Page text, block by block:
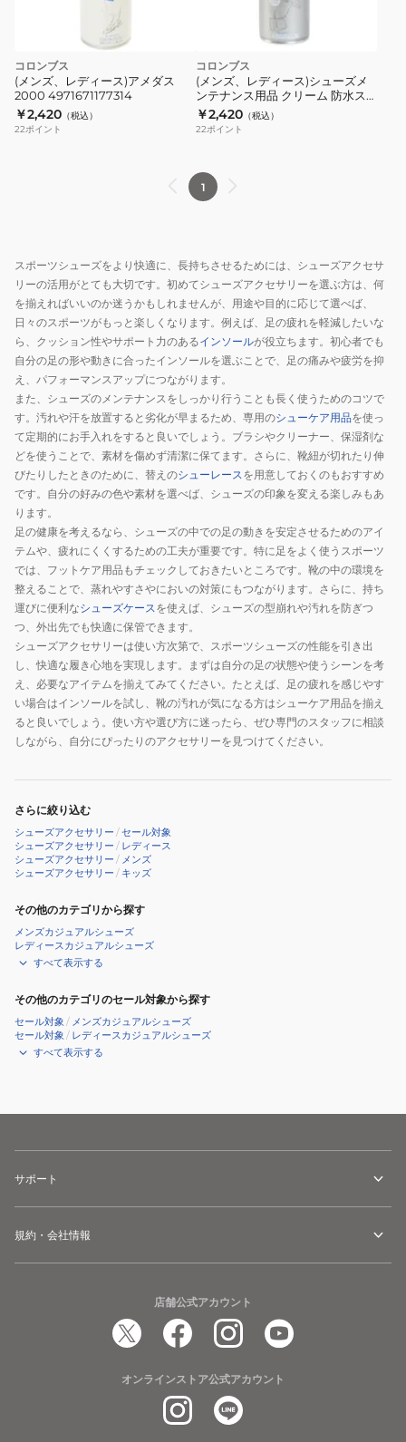
コロンブス
(メンズ、レディース)アメダス
2000 4971671177314
￥2,420 （税込）
22ポイント
コロンブス
(メンズ、レディース)シューズメ
ンテナンス用品 クリーム 防水ス
プレー 抗菌アメダス 380mL
194649
￥2,420 （税込）
22ポイント
1
スポーツシューズをより快適に、長持ちさせるためには、シューズアクセサ
リーの活用がとても大切です。初めてシューズアクセサリーを選ぶ方は、何
を揃えればいいのか迷うかもしれませんが、用途や目的に応じて選べば、
日々のスポーツがもっと楽しくなります。例えば、足の疲れを軽減したいな
ら、クッション性やサポート力のあるインソールが役立ちます。初心者でも
自分の足の形や動きに合ったインソールを選ぶことで、足の痛みや疲労を抑
え、パフォーマンスアップにつながります。
また、シューズのメンテナンスをしっかり行うことも長く使うためのコツで
す。汚れや汗を放置すると劣化が早まるため、専用のシューケア用品を使っ
て定期的にお手入れをすると良いでしょう。ブラシやクリーナー、保湿剤な
どを使うことで、素材を傷めず清潔に保てます。さらに、靴紐が切れたり伸
びたりしたときのために、替えのシューレースを用意しておくのもおすすめ
です。自分の好みの色や素材を選べば、シューズの印象を変える楽しみもあ
ります。
足の健康を考えるなら、シューズの中での足の動きを安定させるためのアイ
テムや、疲れにくくするための工夫が重要です。特に足をよく使うスポーツ
では、フットケア用品もチェックしておきたいところです。靴の中の環境を
整えることで、蒸れやすさやにおいの対策にもつながります。さらに、持ち
運びに便利なシューズケースを使えば、シューズの型崩れや汚れを防ぎつ
つ、外出先でも快適に保管できます。
シューズアクセサリーは使い方次第で、スポーツシューズの性能を引き出
し、快適な履き心地を実現します。まずは自分の足の状態や使うシーンを考
え、必要なアイテムを揃えてみてください。たとえば、足の疲れを感じやす
い場合はインソールを試し、靴の汚れが気になる方はシューケア用品を揃え
ると良いでしょう。使い方や選び方に迷ったら、ぜひ専門のスタッフに相談
しながら、自分にぴったりのアクセサリーを見つけてください。
さらに絞り込む
シューズアクセサリー /セール対象
シューズアクセサリー / レディース
シューズアクセサリー / メンズ
シューズアクセサリー / キッズ
その他のカテゴリから探す
メンズカジュアルシューズ
レディースカジュアルシューズ
すべて表示する
その他のカテゴリのセール対象から探す
セール対象 / メンズカジュアルシューズ
セール対象 / レディースカジュアルシューズ
すべて表示する
サポート
規約・会社情報
店舗公式アカウント
オンラインストア公式アカウント